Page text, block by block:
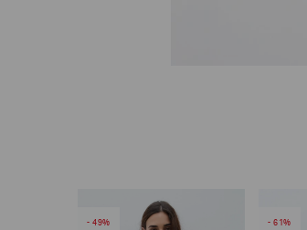
49 61